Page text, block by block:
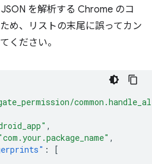
を解析する Chrome のコ
め、リストの末尾に誤ってカン
ください。
,
,
:
[